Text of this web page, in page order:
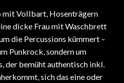
mit Vollbart, Hosenträgern
dicke Frau mit Waschbrett
die Percussions kümmert –
Punkrock, sondern um
der bemüht authentisch inkl.
sich das eine oder